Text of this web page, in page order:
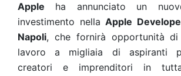
Apple ha annunciato un
investimento nellaApple
Napoli, che fornirà opportunità
lavoro a migliaia di aspiranti
creatori e imprenditori in